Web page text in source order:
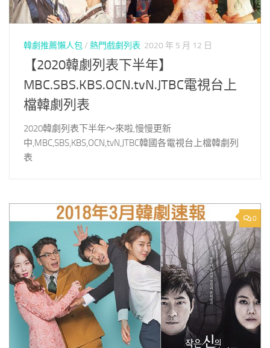
韓劇推薦懶人包/ 熱門戲劇列表 2020 年 5 月 12 日
【2020韓劇列表下半年】
MBC.SBS.KBS.OCN.tvN.JTBC電視台上
檔韓劇列表
2020韓劇列表下半年～來啦,慢慢更新
中,MBC,SBS,KBS,OCN,tvN,JTBC韓國各電視台上檔韓劇列
表
0